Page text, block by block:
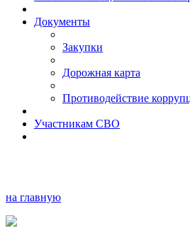
Документы
Закупки
Дорожная карта
Противодействие
Участникам СВО
на главную